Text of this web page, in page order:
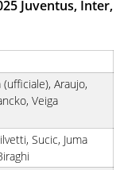
di libero. Cura
di sempre.
Juventus, Inter,
Araujo,
Veiga
Sucic, Juma